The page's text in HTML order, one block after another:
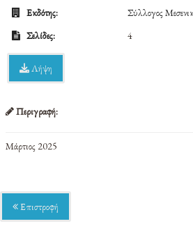
Εκδότης:
Σύλλογος
Σελίδες:
4
Λήψη
Περιγραφή:
Μάρτιος 2025
Επιστροφή